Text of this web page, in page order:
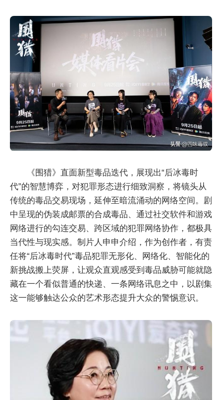
《围猎》直面新型毒品迭代，展现出“后冰毒时
代”的智慧博弈，对犯罪形态进行细致洞察，将镜头从
传统的毒品交易现场，延伸至暗流涌动的网络空间。剧
中呈现的伪装成邮票的合成毒品、通过社交软件和游戏
网络进行的勾连交易、跨区域的犯罪网络协作，都极具
当代性与现实感。制片人申申介绍，作为创作者，有责
任将“后冰毒时代”毒品犯罪无形化、网络化、智能化的
新挑战搬上荧屏，让观众直观感受到毒品威胁可能就隐
藏在一个看似普通的快递、一条网络讯息之中，以剧集
这一能够触达公众的艺术形态提升大众的警惕意识。